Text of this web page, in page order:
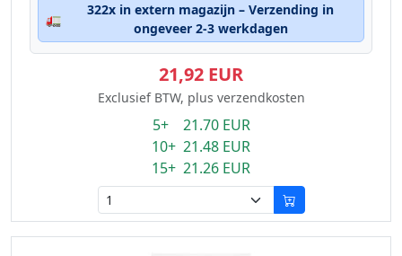
🚛
322x in extern magazijn – Verzending in
ongeveer 2-3 werkdagen
21,92 EUR
Exclusief BTW, plus verzendkosten
5+ 21.70 EUR
10+ 21.48 EUR
15+ 21.26 EUR